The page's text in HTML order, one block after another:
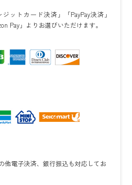
ットカード決済」「PayPay決済」
Pay」よりお選びいただけます。
他電子決済、銀行振込も対応してお